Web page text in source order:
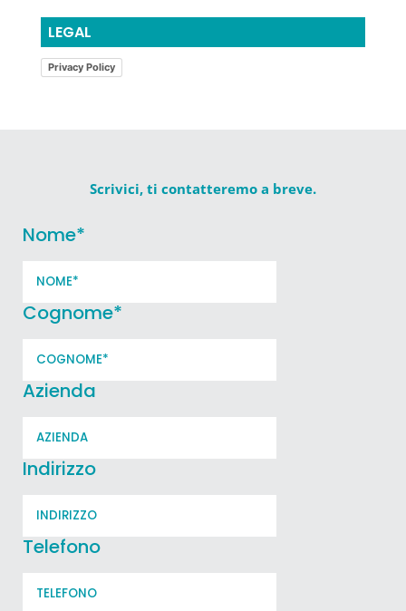
LEGAL
Privacy Policy
Scrivici, ti contatteremo a breve.
Nome*
Cognome*
Azienda
Indirizzo
Telefono